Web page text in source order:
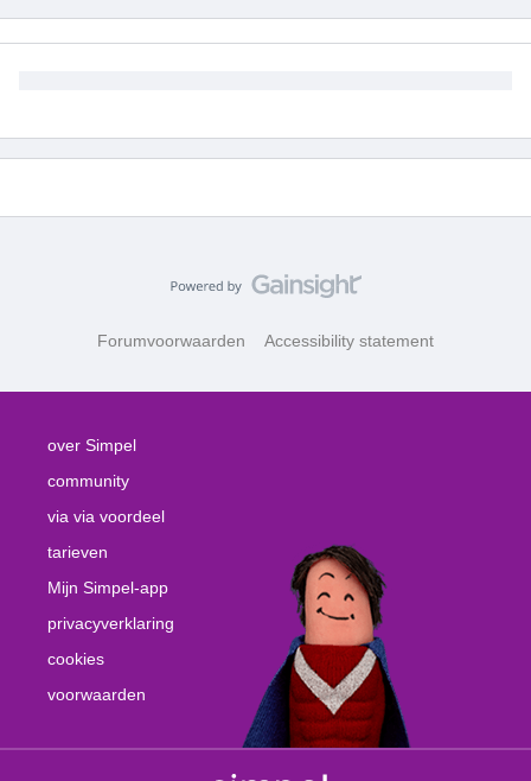
Forumvoorwaarden Accessibility statement
over Simpel
community
via via voordeel
tarieven
Mijn Simpel-app
privacyverklaring
cookies
voorwaarden